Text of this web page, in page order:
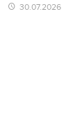
30.07.2026